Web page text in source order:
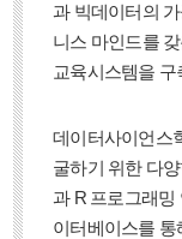
과 빅데이터의
니스 마인드를
교육시스템을 구
데이터사이언스
굴하기 위한 다
과 R 프로그래밍
이터베이스를 통